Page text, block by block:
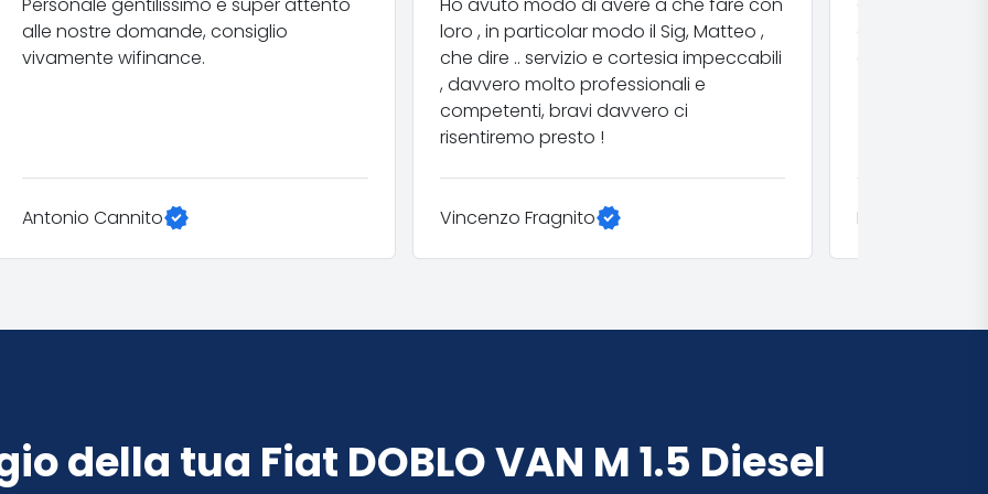
alle nostre domande, consiglio
vivamente wifinance.​
Antonio Cannitoverified
loro , in particolar modo il Sig, Matteo ,
che dire .. servizio e cortesia impeccabili
, davvero molto professionali e
competenti, bravi davvero ci
risentiremo presto !​
Vincenzo Fragnitoverified
è veramente
cliente.
Paolo Bellotti |
della tua Fiat DOBLO VAN M 1.5 Diesel